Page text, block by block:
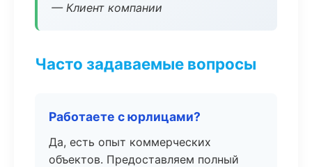
— Клиент компании
Часто задаваемые вопросы
Работаете с юрлицами?
Да, есть опыт коммерческих
объектов. Предоставляем полный